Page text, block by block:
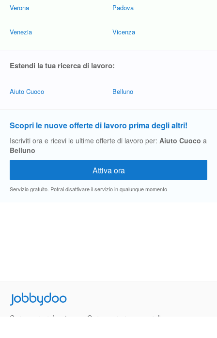
Verona
Venezia
Padova
Vicenza
Estendi la tua ricerca di lavoro:
Aiuto Cuoco Belluno
Scopri le nuove offerte di lavoro prima degli altri!
Iscriviti ora e ricevi le ultime offerte di lavoro per: Aiuto Cuoco a
Belluno
Servizio gratuito. Potrai disattivare il servizio in qualunque momento
Jobbydoo
Cerca per professione
Cerca per area geografica